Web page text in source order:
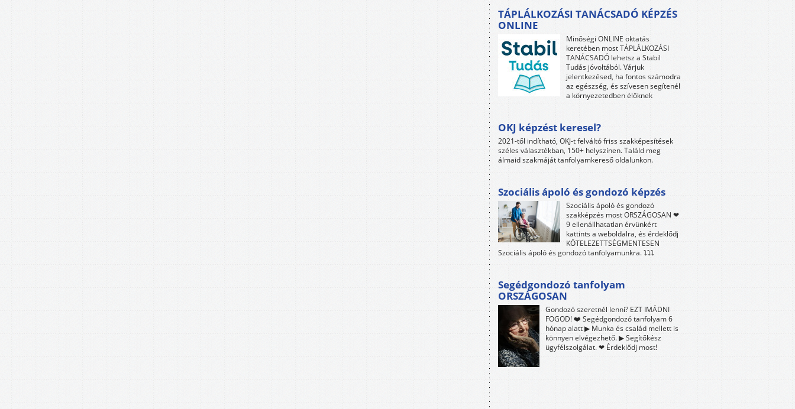
TÁPLÁLKOZÁSI TANÁCSADÓ KÉPZÉS
ONLINE
Minőségi ONLINE oktatás
keretében most TÁPLÁLKOZÁSI
TANÁCSADÓ lehetsz a Stabil
Tudás jóvoltából. Várjuk
jelentkezésed, ha fontos számodra
az egészség, és szívesen segítenél
a környezetedben élőknek
OKJ képzést keresel?
2021-től indítható, OKJ-t felváltó friss szakképesítések
széles választékban, 150+ helyszínen. Találd meg
álmaid szakmáját tanfolyamkereső oldalunkon.
Szociális ápoló és gondozó képzés
Szociális ápoló és gondozó
szakképzés most ORSZÁGOSAN ❤
9 ellenállhatatlan érvünkért
kattints a weboldalra, és érdeklődj
KÖTELEZETTSÉGMENTESEN
Szociális ápoló és gondozó tanfolyamunkra. ⤵⤵⤵
Segédgondozó tanfolyam
ORSZÁGOSAN
Gondozó szeretnél lenni? EZT IMÁDNI
FOGOD! ❤️ Segédgondozó tanfolyam 6
hónap alatt ▶ Munka és család mellett is
könnyen elvégezhető. ▶ Segítőkész
ügyfélszolgálat. ❤ Érdeklődj most!